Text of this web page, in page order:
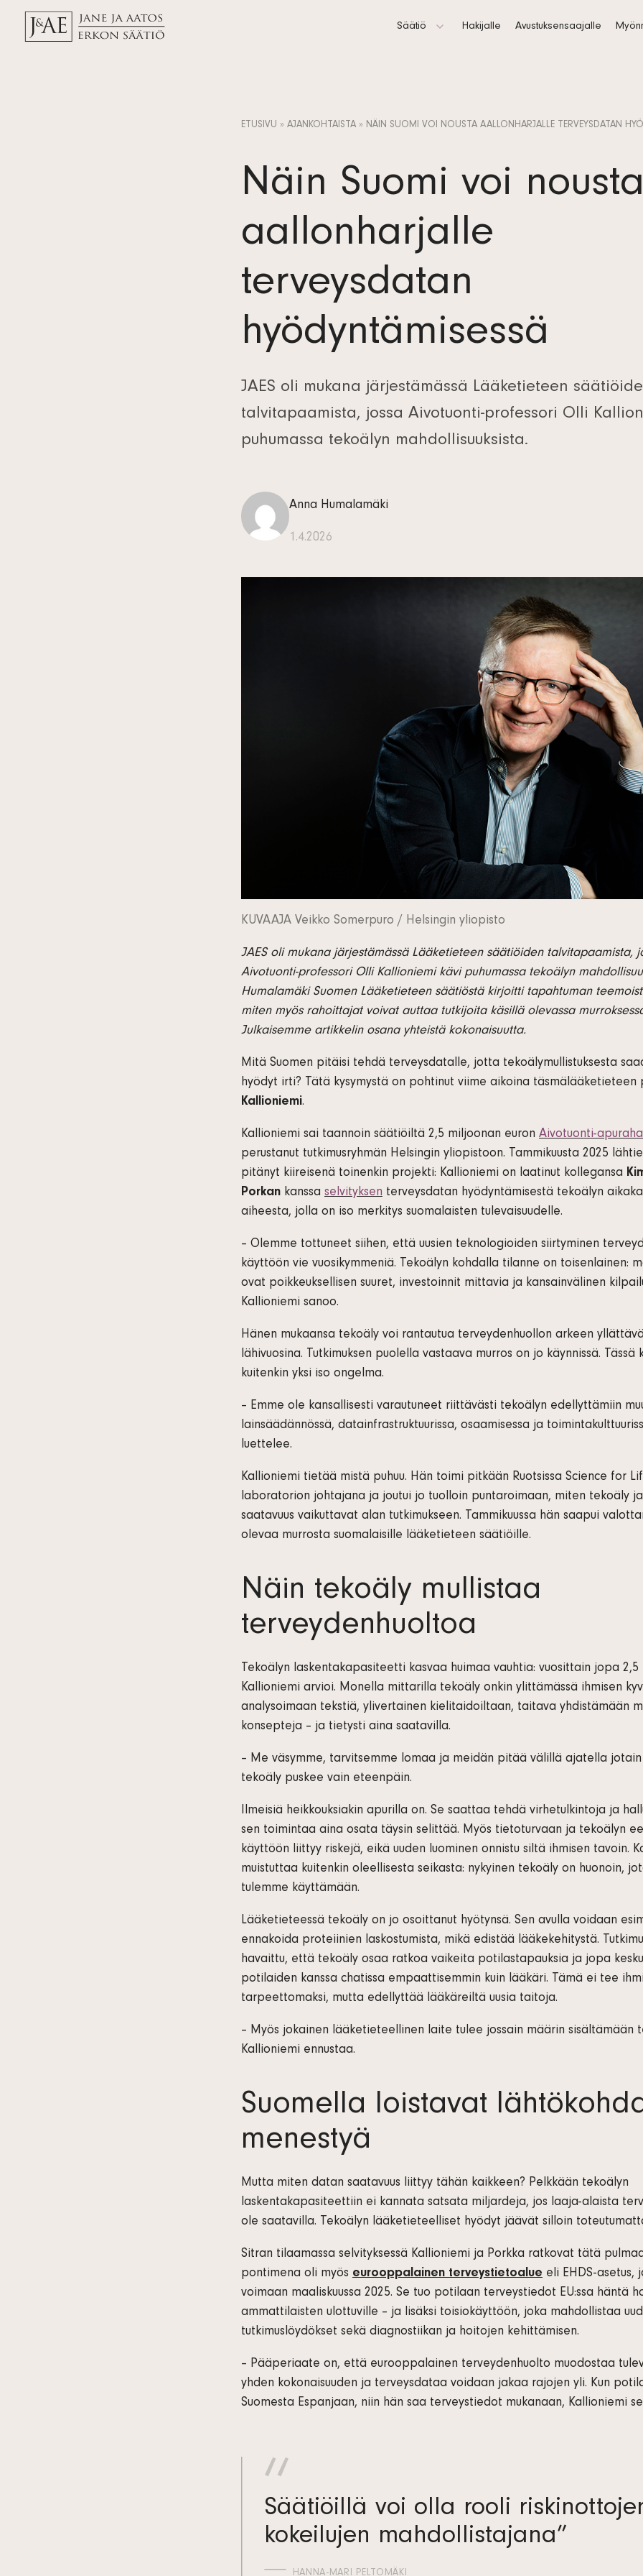
Säätiö
Tietosuojaseloste
Hakijalle Avustuksensaajalle
ETUSIVU » AJANKOHTAISTA » NÄIN SUOMI VOI NOUSTA AALLONHARJALLE TERVEYSDATAN
Näin Suomi voi
aallonharjalle
terveysdatan
hyödyntämisessä
JAES oli mukana järjestämässä Lääketieteen
talvitapaamista, jossa Aivotuonti-professori Olli
puhumassa tekoälyn mahdollisuuksista.
Anna Humalamäki
1.4.2026
KUVAAJA Veikko Somerpuro / Helsingin yliopisto
JAES oli mukana järjestämässä Lääketieteen säätiöiden talvitapaamista,
Aivotuonti-professori Olli Kallioniemi kävi puhumassa tekoälyn
Humalamäki Suomen Lääketieteen säätiöstä kirjoitti tapahtuman
miten myös rahoittajat voivat auttaa tutkijoita käsillä olevassa
Julkaisemme artikkelin osana yhteistä kokonaisuutta.
Mitä Suomen pitäisi tehdä terveysdatalle, jotta tekoälymullistuksesta
hyödyt irti? Tätä kysymystä on pohtinut viime aikoina
Kallioniemi.
Kallioniemi sai taannoin säätiöiltä 2,5 miljoonan euron Aivotuonti-
perustanut tutkimusryhmän Helsingin yliopistoon. Tammikuusta 2025
pitänyt kiireisenä toinenkin projekti: Kallioniemi on laatinut kollegansa
Porkan kanssa selvityksen terveysdatan hyödyntämisestä tekoälyn
aiheesta, jolla on iso merkitys suomalaisten tulevaisuudelle.
– Olemme tottuneet siihen, että uusien teknologioiden siirtyminen
käyttöön vie vuosikymmeniä. Tekoälyn kohdalla tilanne on toisenlainen:
ovat poikkeuksellisen suuret, investoinnit mittavia ja kansainvälinen
Kallioniemi sanoo.
Hänen mukaansa tekoäly voi rantautua terveydenhuollon arkeen
lähivuosina. Tutkimuksen puolella vastaava murros on jo käynnissä. Tässä
kuitenkin yksi iso ongelma.
– Emme ole kansallisesti varautuneet riittävästi tekoälyn edellyttämiin
lainsäädännössä, datainfrastruktuurissa, osaamisessa ja
luettelee.
Kallioniemi tietää mistä puhuu. Hän toimi pitkään Ruotsissa Science for
laboratorion johtajana ja joutui jo tuolloin puntaroimaan, miten tekoäly
saatavuus vaikuttavat alan tutkimukseen. Tammikuussa hän saapui
olevaa murrosta suomalaisille lääketieteen säätiöille.
Näin tekoäly mullistaa
terveydenhuoltoa
Tekoälyn laskentakapasiteetti kasvaa huimaa vauhtia: vuosittain jopa 2,5
Kallioniemi arvioi. Monella mittarilla tekoäly onkin ylittämässä ihmisen
analysoimaan tekstiä, ylivertainen kielitaidoiltaan, taitava yhdistämään
konsepteja – ja tietysti aina saatavilla.
– Me väsymme, tarvitsemme lomaa ja meidän pitää välillä ajatella
tekoäly puskee vain eteenpäin.
Ilmeisiä heikkouksiakin apurilla on. Se saattaa tehdä virhetulkintoja ja
sen toimintaa aina osata täysin selittää. Myös tietoturvaan ja tekoälyn
käyttöön liittyy riskejä, eikä uuden luominen onnistu siltä ihmisen tavoin.
muistuttaa kuitenkin oleellisesta seikasta: nykyinen tekoäly on huonoin,
tulemme käyttämään.
Lääketieteessä tekoäly on jo osoittanut hyötynsä. Sen avulla voidaan
ennakoida proteiinien laskostumista, mikä edistää lääkekehitystä.
havaittu, että tekoäly osaa ratkoa vaikeita potilastapauksia ja jopa
potilaiden kanssa chatissa empaattisemmin kuin lääkäri. Tämä ei tee
tarpeettomaksi, mutta edellyttää lääkäreiltä uusia taitoja.
– Myös jokainen lääketieteellinen laite tulee jossain määrin sisältämään
Kallioniemi ennustaa.
Suomella loistavat
menestyä
Mutta miten datan saatavuus liittyy tähän kaikkeen? Pelkkään tekoälyn
laskentakapasiteettiin ei kannata satsata miljardeja, jos laaja-alaista
ole saatavilla. Tekoälyn lääketieteelliset hyödyt jäävät silloin
Sitran tilaamassa selvityksessä Kallioniemi ja Porkka ratkovat tätä
pontimena oli myös eurooppalainen terveystietoalue eli EHDS-asetus,
voimaan maaliskuussa 2025. Se tuo potilaan terveystiedot EU:ssa häntä
ammattilaisten ulottuville – ja lisäksi toisiokäyttöön, joka mahdollistaa
tutkimuslöydökset sekä diagnostiikan ja hoitojen kehittämisen.
– Pääperiaate on, että eurooppalainen terveydenhuolto muodostaa
yhden kokonaisuuden ja terveysdataa voidaan jakaa rajojen yli. Kun
Suomesta Espanjaan, niin hän saa terveystiedot mukanaan, Kallioniemi
Säätiöillä voi olla rooli
kokeilujen mahdollistajana”